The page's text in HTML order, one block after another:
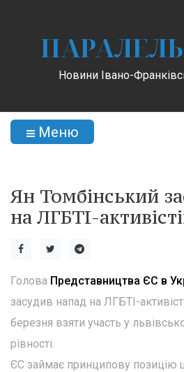
ПАРАЛЕЛЬ
Новини Івано-
Меню
Ян Томбінський
на ЛГБТІ-
Голова Представництва ЄС в
засудив напад на ЛГБТІ-
березня взяти участь у
рівності.
ЄС займає принципову позицію